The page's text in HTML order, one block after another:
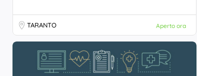
TARANTO Aperto ora